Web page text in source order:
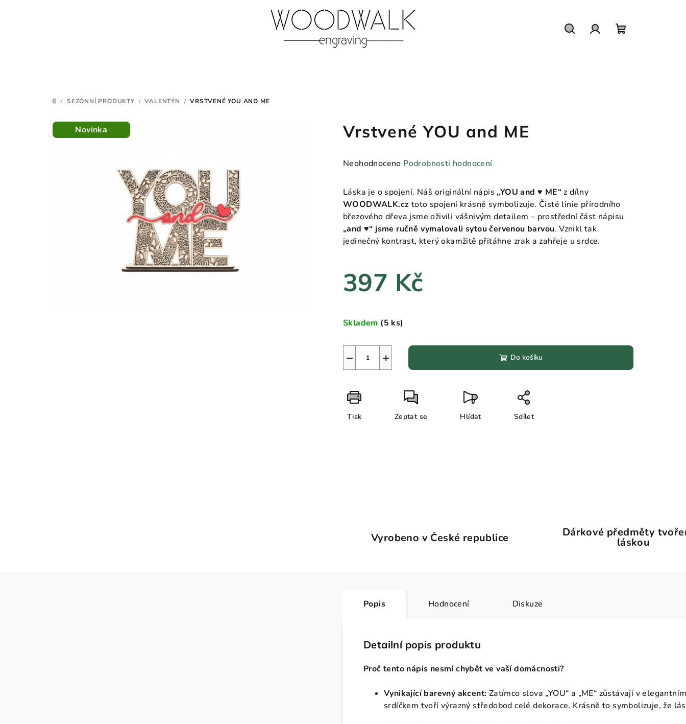
DOMŮ
/ SEZÓNNÍ PRODUKTY / VALENTÝN / VRSTVENÉ YOU AND ME
Vrstvené YOU and ME
Průměrné
produktu
je
0,0
5
hvězdiček.
Neohodnoceno Podrobnosti hodnocení
Láska je o spojení. Náš originální nápis„YOU and ♥ ME“z dílny
WOODWALK.cz toto spojení krásně symbolizuje. Čisté linie přírodního
březového dřeva jsme oživili vášnivým detailem – prostřední část nápisu
„and ♥“ jsme ručně vymalovali sytou červenou barvou. Vznikl tak
jedinečný kontrast, který okamžitě přitáhne zrak a zahřeje u srdce.
397 Kč
cena:
Skladem (5 ks)
+
− Do košíku
Tisk Zeptat se Hlídat Sdílet
Novinka
Vyrobeno v České republice Dárkové předměty
láskou
Popis Hodnocení Diskuze
Detailní popis produktu
Proč tento nápis nesmí chybět ve vaší domácnosti?
Vynikající barevný akcent: Zatímco slova „YOU“ a „ME“ zůstávají v
srdíčkem tvoří výrazný středobod celé dekorace. Krásně to symbolizuje, že